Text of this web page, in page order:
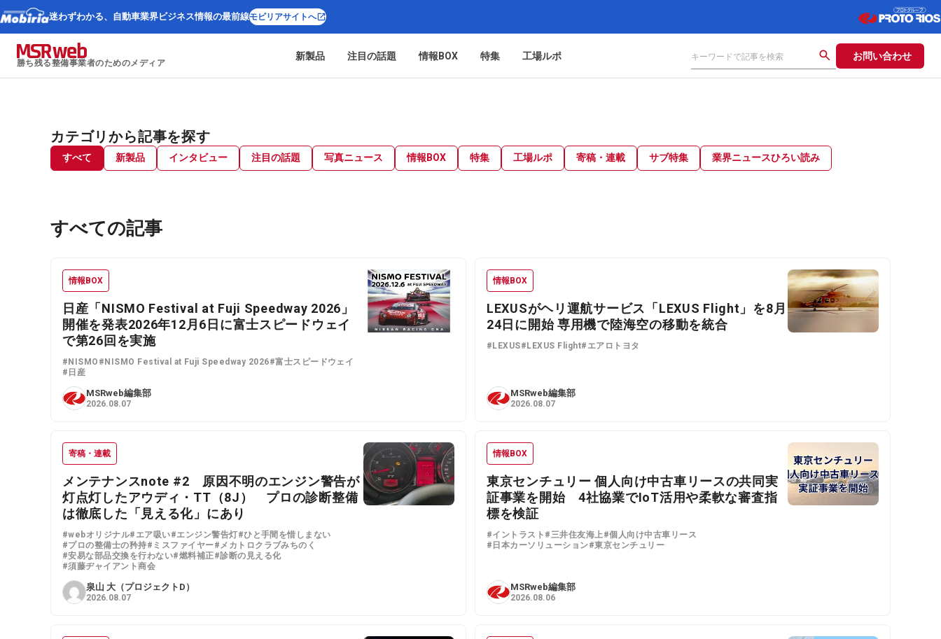
迷わずわかる、 自動車業界ビジネス情報の最前線モビリアサイトへ
勝ち残る整備事業者のためのメディア
新製品 注目の話題 情報BOX 特集 工場ルポ お問い合わせ
カテゴリから記事を探す
すべて 新製品 インタビュー 注目の話題 写真ニュース 情報BOX 特集 工場ルポ 寄稿・連載 サブ特集 業界ニュースひろい読み
すべての記事
情報BOX
日産「NISMO Festival at Fuji Speedway 2026」
開催を発表2026年12月6日に富士スピードウェイ
で第26回を実施
#NISMO #NISMO Festival at Fuji Speedway 2026#富士スピードウェイ
#日産
MSRweb編集部
2026.08.07
情報BOX
LEXUSがヘリ運航サービス「LEXUS Flight」を8月
24日に開始 専用機で陸海空の移動を統合
#LEXUS#LEXUS Flight#エアロトヨタ
MSRweb編集部
2026.08.07
寄稿・連載
メンテナンスnote #2 原因不明のエンジン警告が
灯点灯したアウディ・TT（8J） プロの診断整備
は徹底した「見える化」にあり
#webオリジナル#エア吸い#エンジン警告灯#ひと手間を惜しまない
#プロの整備士の矜持#ミスファイヤー#メカトロクラブみちのく
#安易な部品交換を行わない#燃料補正#診断の見える化
#須藤ヂャイアント商会
泉山 大（プロジェクトD）
2026.08.07
情報BOX
東京センチュリー 個人向け中古車リースの共同実
証事業を開始 4社協業でIoT活用や柔軟な審査指
標を検証
#イントラスト #三井住友海上#個人向け中古車リース
#日本カーソリューション#東京センチュリー
MSRweb編集部
2026.08.06